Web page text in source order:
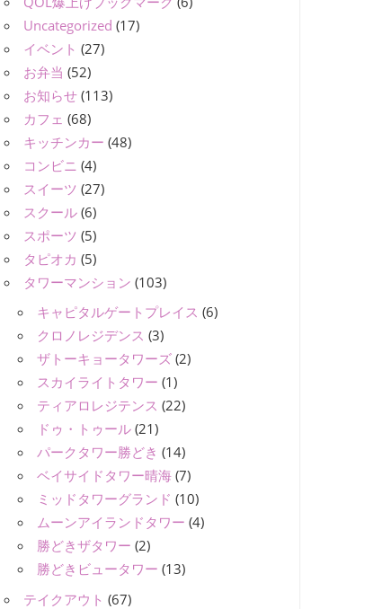
Uncategorized (17)
イベント (27)
お弁当 (52)
お知らせ (113)
カフェ (68)
キッチンカー (48)
コンビニ (4)
スイーツ (27)
スクール (6)
スポーツ (5)
タピオカ (5)
タワーマンション (103)
キャピタルゲートプレイス (6)
クロノレジデンス (3)
ザトーキョータワーズ (2)
スカイライトタワー (1)
ティアロレジテンス (22)
ドゥ・トゥール (21)
パークタワー勝どき (14)
ベイサイドタワー晴海 (7)
ミッドタワーグランド (10)
ムーンアイランドタワー (4)
勝どきザタワー (2)
勝どきビュータワー (13)
テイクアウト (67)